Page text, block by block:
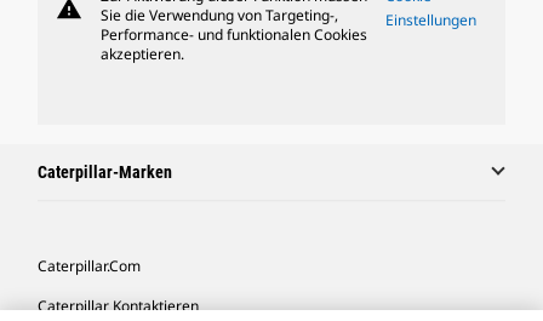
warning
Sie die Verwendung von Targeting-,
Performance- und funktionalen Cookies
akzeptieren.
Einstellungen
Caterpillar-Marken
Caterpillar.com
Caterpillar Kontaktieren